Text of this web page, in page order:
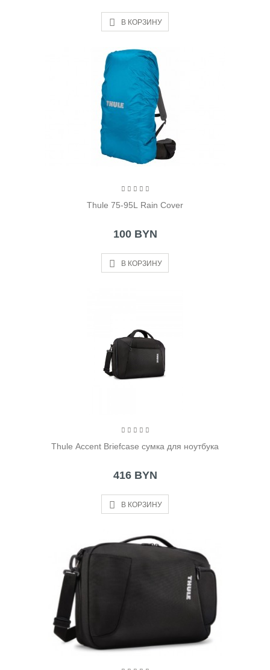
В КОРЗИНУ
Thule 75-95L Rain Cover
100 BYN
В КОРЗИНУ
Thule Accent Briefcase сумка для ноутбука
416 BYN
В КОРЗИНУ